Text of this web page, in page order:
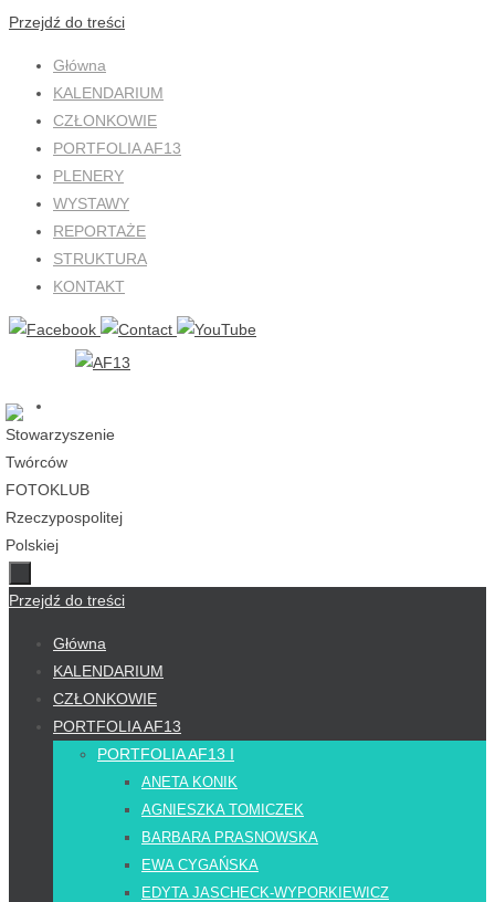
Przejdź do treści
Główna
KALENDARIUM
CZŁONKOWIE
PORTFOLIA AF13
PLENERY
WYSTAWY
REPORTAŻE
STRUKTURA
KONTAKT
Przejdź do treści
Główna
KALENDARIUM
CZŁONKOWIE
PORTFOLIA AF13
PORTFOLIA AF13 I
ANETA KONIK
AGNIESZKA TOMICZEK
BARBARA PRASNOWSKA
EWA CYGAŃSKA
EDYTA JASCHECK-WYPORKIEWICZ